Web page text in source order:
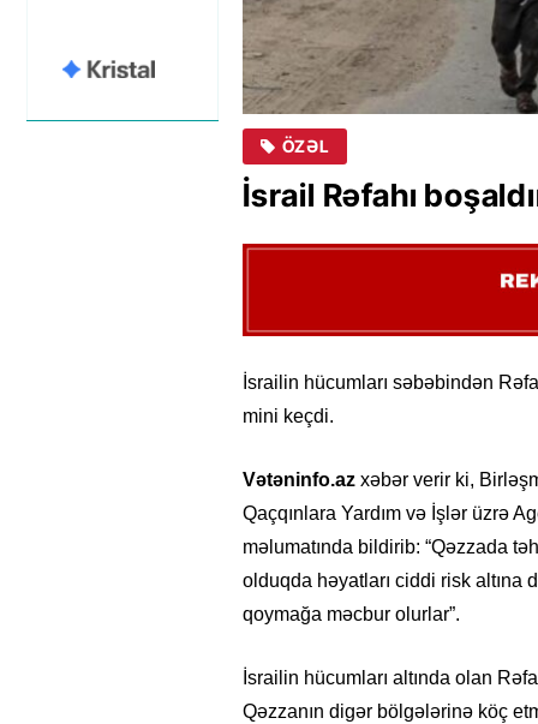
ÖZƏL
İsrail Rəfahı
İsrailin hücumları səbəbindən
mini keçdi.
Vətəninfo.az xəbər verir ki,
Qaçqınlara Yardım və İşlər üzrə
məlumatında bildirib: “Qəzzada
olduqda həyatları ciddi risk altına
qoymağa məcbur olurlar”.
İsrailin hücumları altında olan
Qəzzanın digər bölgələrinə köç